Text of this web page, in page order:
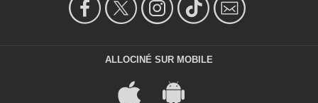
ALLOCINÉ SUR MOBILE